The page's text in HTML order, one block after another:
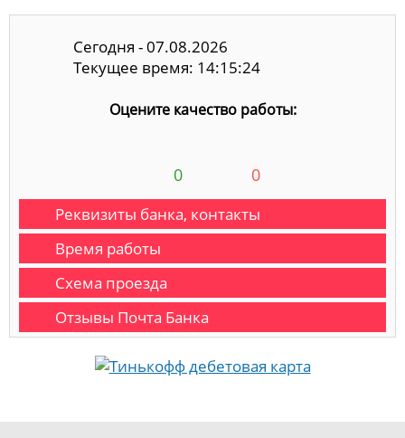
Сегодня - 07.08.2026
Текущее время: 14:15:24
Оцените качество работы:
0 0
Реквизиты банка, контакты
Время работы
Схема проезда
Отзывы Почта Банка